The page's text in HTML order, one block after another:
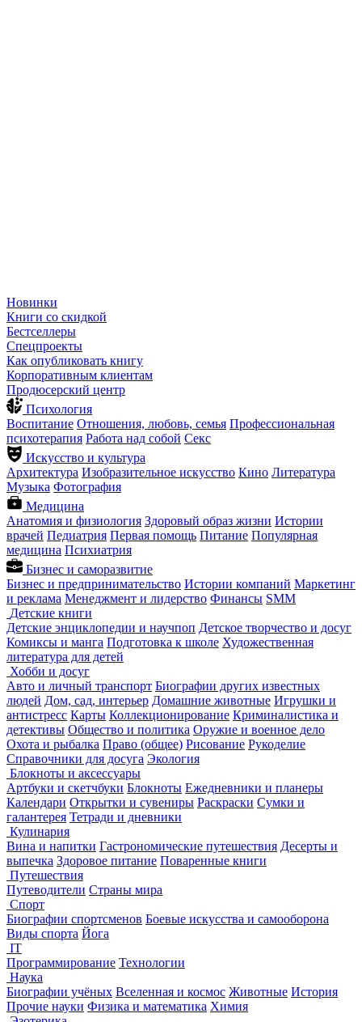
Новинки
Книги со скидкой
Бестселлеры
Спецпроекты
Как опубликовать книгу
Корпоративным клиентам
Продюсерский центр
Психология
Воспитание Отношения, любовь, семья Профессиональная
психотерапия Работа над собой Секс
Искусство и культура
Архитектура Изобразительное искусство Кино Литература
Музыка Фотография
Медицина
Анатомия и физиология Здоровый образ жизни Истории
врачей Педиатрия Первая помощь Питание Популярная
медицина Психиатрия
Бизнес и саморазвитие
Бизнес и предпринимательство Истории компаний Маркетинг
и реклама Менеджмент и лидерство Финансы SMM
Детские книги
Детские энциклопедии и научпоп Детское творчество и досуг
Комиксы и манга Подготовка к школе Художественная
литература для детей
Хобби и досуг
Авто и личный транспорт Биографии других известных
людей Дом, сад, интерьер Домашние животные Игрушки и
антистресс Карты Коллекционирование Криминалистика и
детективы Общество и политика Оружие и военное дело
Охота и рыбалка Право (общее) Рисование Рукоделие
Справочники для досуга Экология
Блокноты и аксессуары
Артбуки и скетчбуки Блокноты Ежедневники и планеры
Календари Открытки и сувениры Раскраски Сумки и
галантерея Тетради и дневники
Кулинария
Вина и напитки Гастрономические путешествия Десерты и
выпечка Здоровое питание Поваренные книги
Путешествия
Путеводители Страны мира
Спорт
Биографии спортсменов Боевые искусства и самооборона
Виды спорта Йога
IT
Программирование Технологии
Наука
Биографии учёных Вселенная и космос Животные История
Прочие науки Физика и математика Химия